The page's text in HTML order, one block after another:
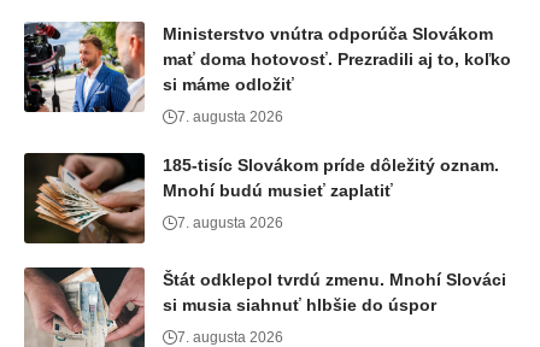
Ministerstvo vnútra odporúča Slovákom
mať doma hotovosť. Prezradili aj to, koľko
si máme odložiť
7. augusta 2026
185-tisíc Slovákom príde dôležitý oznam.
Mnohí budú musieť zaplatiť
7. augusta 2026
Štát odklepol tvrdú zmenu. Mnohí Slováci
si musia siahnuť hlbšie do úspor
7. augusta 2026